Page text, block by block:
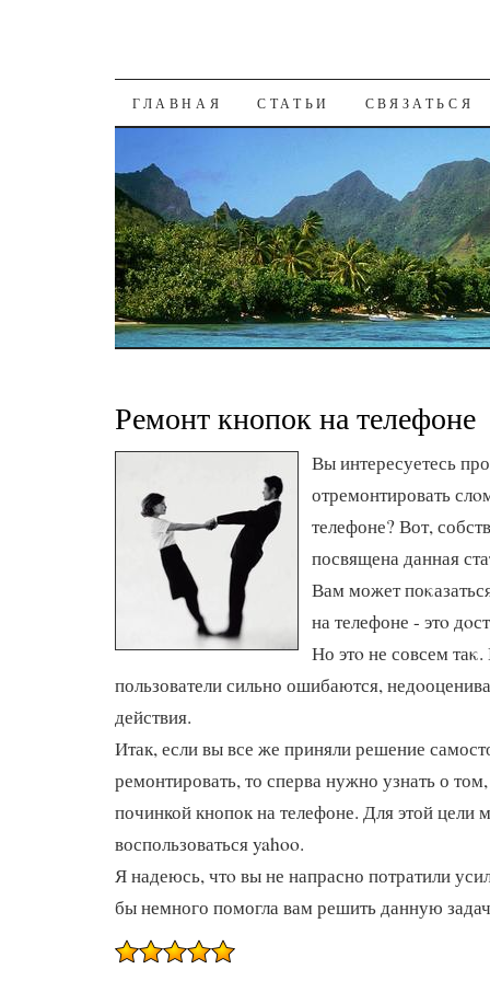
К СОДЕРЖАНИЮ
ГЛАВНАЯ СТАТЬИ СВЯЗАТЬСЯ
Ремонт кнопок на телефоне
Вы интересуетесь
отремонтировать
телефоне? Вот,
посвящена данная
Вам может
на телефоне - этο
Но этο не совсем
пользователи сильно ошибаются,
действия.
Итак, если вы все же приняли решение
ремонтировать, то сперва нужно узнать о
починкой кнопок на телефоне. Для этой цели
воспользоваться yahoo.
Я надеюсь, чтο вы не напрасно потратили
бы немного помогла вам решить данную